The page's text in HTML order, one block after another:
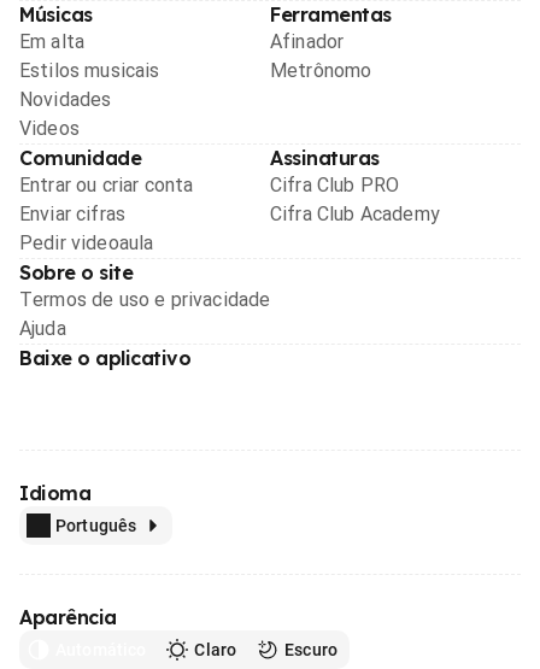
Músicas
Em alta
Estilos musicais
Novidades
Videos
Ferramentas
Afinador
Metrônomo
Comunidade
Entrar ou criar conta
Enviar cifras
Pedir videoaula
Assinaturas
Cifra Club PRO
Cifra Club Academy
Sobre o site
Termos de uso e privacidade
Ajuda
Baixe o aplicativo
Idioma
Português
Aparência
Claro Escuro